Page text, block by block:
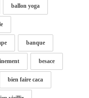
ballon yoga
banque
besace
bien faire caca